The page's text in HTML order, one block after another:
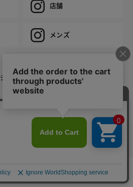
ズを選択する
店舗
メンズ
ーポリシー
推奨環境
RESERVED.